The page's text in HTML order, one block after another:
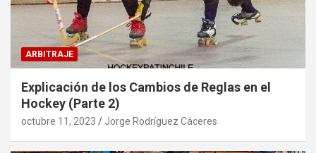
ARBITRAJE
Explicación de los Cambios de Reglas en el
Hockey (Parte 2)
octubre 11, 2023 Jorge Rodríguez Cáceres